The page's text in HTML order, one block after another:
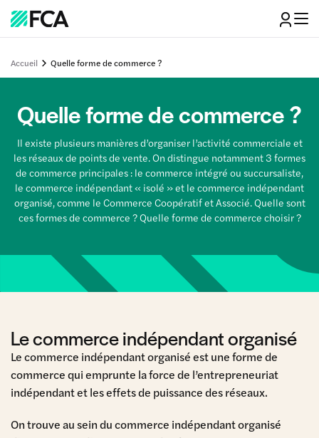
Accueil Quelle forme de commerce ?
Quelle forme de commerce ?
Il existe plusieurs manières d’organiser l’activité commerciale et
les réseaux de points de vente. On distingue notamment 3 formes
de commerce principales : le commerce intégré ou succursaliste,
le commerce indépendant « isolé » et le commerce indépendant
organisé, comme le Commerce Coopératif et Associé. Quelle sont
ces formes de commerce ? Quelle forme de commerce choisir ?
Le commerce indépendant organisé
Le commerce indépendant organisé est une forme de
commerce qui emprunte la force de l’entrepreneuriat
indépendant et les effets de puissance des réseaux.
On trouve au sein du commerce indépendant organisé